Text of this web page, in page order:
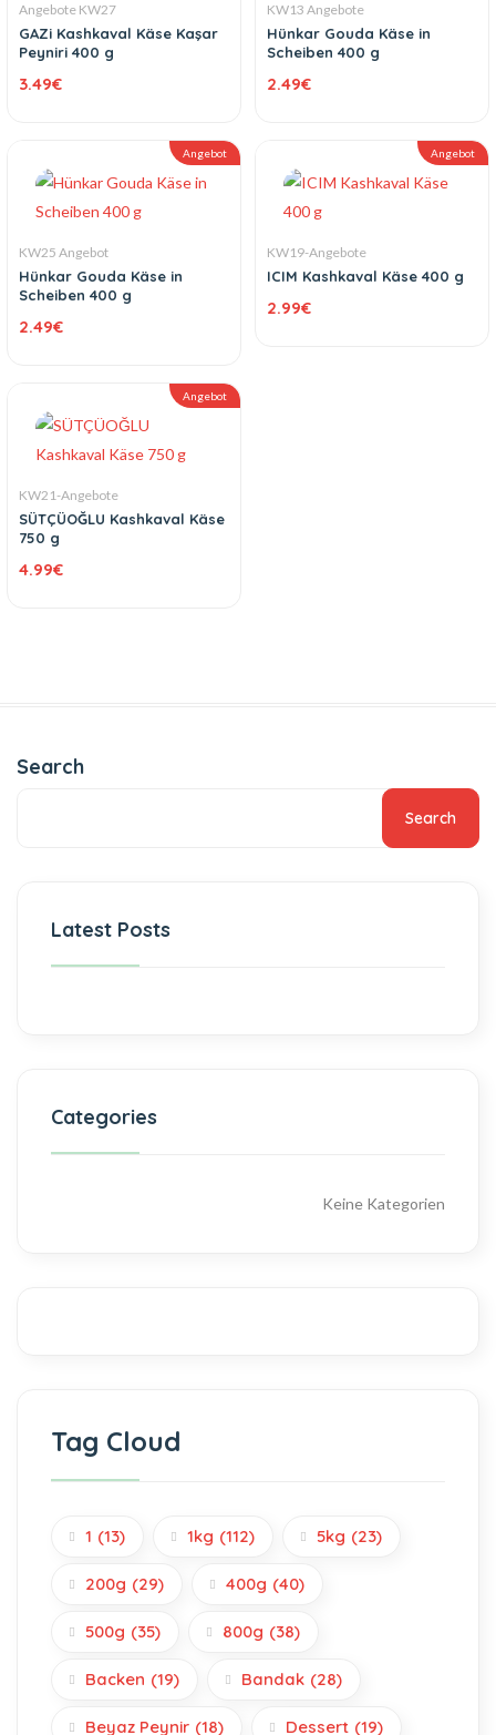
Angebote KW27
GAZi Kashkaval Käse Kaşar
Peyniri 400 g
3.49€
KW13 Angebote
Hünkar Gouda Käse in
Scheiben 400 g
2.49€
Angebot
KW25 Angebot
Hünkar Gouda Käse in
Scheiben 400 g
2.49€
Angebot
KW19-Angebote
ICIM Kashkaval Käse 400 g
2.99€
Angebot
KW21-Angebote
SÜTÇÜOĞLU Kashkaval Käse
750 g
4.99€
Search
Search
Latest Posts
Categories
Keine Kategorien
Tag Cloud
1 (13) 1kg (112) 5kg (23)
200g (29) 400g (40)
500g (35) 800g (38)
Backen (19) Bandak (28)
Beyaz Peynir (18) Dessert (19)